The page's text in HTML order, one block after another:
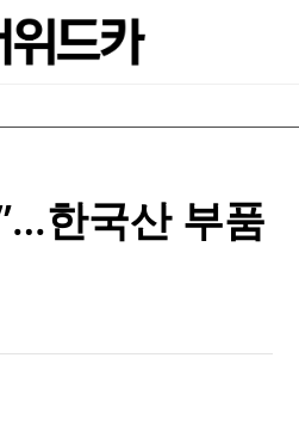
한국산 부품